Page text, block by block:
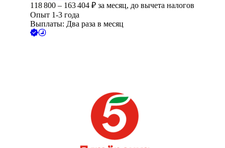
118 800 – 163 404 ₽ за месяц, до вычета налогов
Опыт 1-3 года
Выплаты: Два раза в месяц